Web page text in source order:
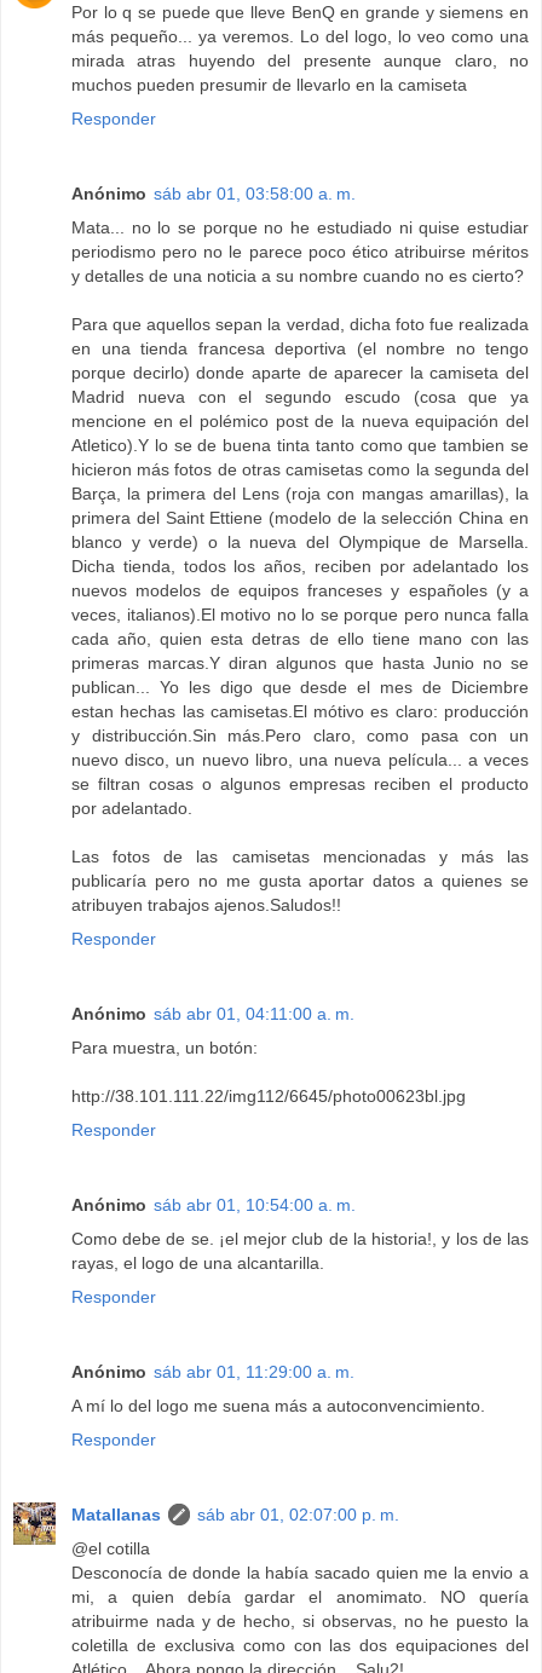
Por lo q se puede que lleve BenQ en grande y siemens en
más pequeño... ya veremos. Lo del logo, lo veo como una
mirada atras huyendo del presente aunque claro, no
muchos pueden presumir de llevarlo en la camiseta
Responder
Anónimo sáb abr 01, 03:58:00 a. m.
Mata... no lo se porque no he estudiado ni quise estudiar
periodismo pero no le parece poco ético atribuirse méritos
y detalles de una noticia a su nombre cuando no es cierto?
Para que aquellos sepan la verdad, dicha foto fue realizada
en una tienda francesa deportiva (el nombre no tengo
porque decirlo) donde aparte de aparecer la camiseta del
Madrid nueva con el segundo escudo (cosa que ya
mencione en el polémico post de la nueva equipación del
Atletico).Y lo se de buena tinta tanto como que tambien se
hicieron más fotos de otras camisetas como la segunda del
Barça, la primera del Lens (roja con mangas amarillas), la
primera del Saint Ettiene (modelo de la selección China en
blanco y verde) o la nueva del Olympique de Marsella.
Dicha tienda, todos los años, reciben por adelantado los
nuevos modelos de equipos franceses y españoles (y a
veces, italianos).El motivo no lo se porque pero nunca falla
cada año, quien esta detras de ello tiene mano con las
primeras marcas.Y diran algunos que hasta Junio no se
publican... Yo les digo que desde el mes de Diciembre
estan hechas las camisetas.El mótivo es claro: producción
y distribucción.Sin más.Pero claro, como pasa con un
nuevo disco, un nuevo libro, una nueva película... a veces
se filtran cosas o algunos empresas reciben el producto
por adelantado.
Las fotos de las camisetas mencionadas y más las
publicaría pero no me gusta aportar datos a quienes se
atribuyen trabajos ajenos.Saludos!!
Responder
Anónimo sáb abr 01, 04:11:00 a. m.
Para muestra, un botón:
http://38.101.111.22/img112/6645/photo00623bl.jpg
Responder
Anónimo sáb abr 01, 10:54:00 a. m.
Como debe de se. ¡el mejor club de la historia!, y los de las
rayas, el logo de una alcantarilla.
Responder
Anónimo sáb abr 01, 11:29:00 a. m.
A mí lo del logo me suena más a autoconvencimiento.
Responder
Matallanas
sáb abr 01, 02:07:00 p. m.
@el cotilla
Desconocía de donde la había sacado quien me la envio a
mi, a quien debía gardar el anomimato. NO quería
atribuirme nada y de hecho, si observas, no he puesto la
coletilla de exclusiva como con las dos equipaciones del
Atlético... Ahora pongo la dirección... Salu2!